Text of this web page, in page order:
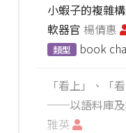
小蝦子的複雜
軟器官 楊倩惠
類型 book
「看上」、「
──以語料庫及
雅英